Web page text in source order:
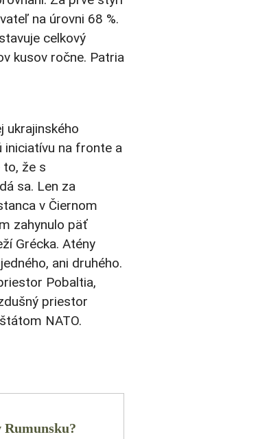
na úrovni 68 %.
celkový
kusov ročne. Patria
ukrajinského
iniciatívu na fronte a
to, že s
sa. Len za
v Čiernom
zahynulo päť
Grécka. Atény
ani druhého.
Pobaltia,
priestor
NATO.